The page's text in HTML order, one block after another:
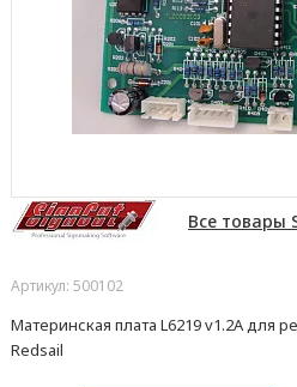
Все товары
Артикул: 500102
Материнская плата L6219 v1.2A для
Redsail